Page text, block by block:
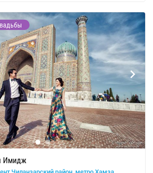
Имидж
Чиланзарский район, метро Хамза